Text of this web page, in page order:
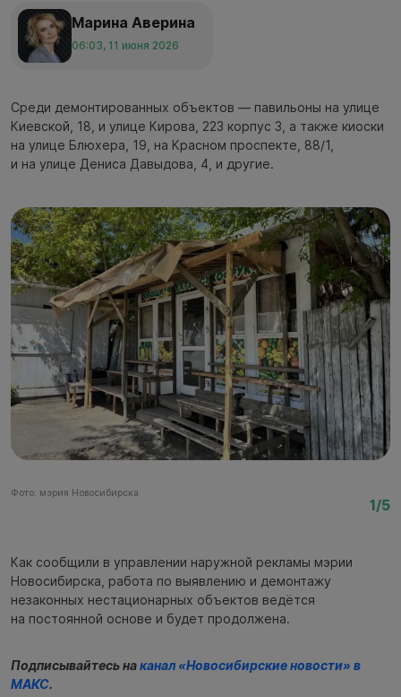
Марина Аверина
06:03, 11 июня 2026
Среди демонтированных объектов — павильоны на улице
Киевской, 18, и улице Кирова, 223 корпус 3, а также киоски
на улице Блюхера, 19, на Красном проспекте, 88/1,
и на улице Дениса Давыдова, 4, и другие.
Фото: мэрия Новосибирска
1/5
Как сообщили в управлении наружной рекламы мэрии
Новосибирска, работа по выявлению и демонтажу
незаконных нестационарных объектов ведётся
на постоянной основе и будет продолжена.
Подписывайтесь наканал «Новосибирские новости» в
МАКС.